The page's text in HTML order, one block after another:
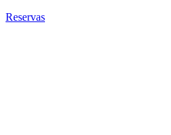
Reservas